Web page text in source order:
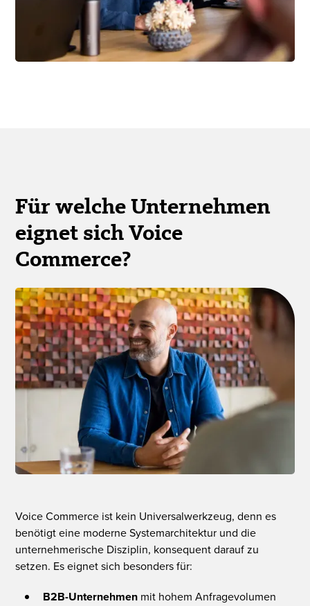
Für welche Unternehmen
eignet sich Voice
Commerce?
Voice Commerce ist kein Universalwerkzeug, denn es
benötigt eine moderne Systemarchitektur und die
unternehmerische Disziplin, konsequent darauf zu
setzen. Es eignet sich besonders für:
B2B-Unternehmen mit hohem Anfragevolumen